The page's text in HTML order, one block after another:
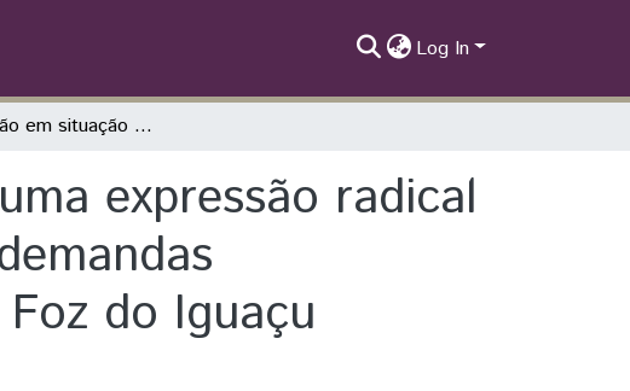
Log In
A população em situação de rua como uma expressão radical da questão social: um estudo sobre as demandas profissionais dos assistentes sociais em Foz do Iguaçu
expressão radical
do Iguaçu